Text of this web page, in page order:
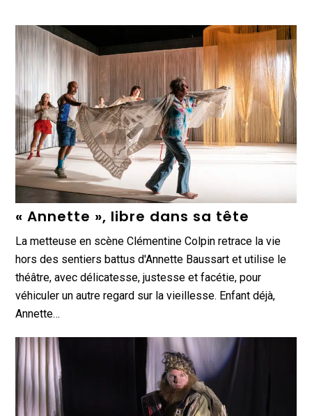
« Annette », libre dans sa tête
La metteuse en scène Clémentine Colpin retrace la vie
hors des sentiers battus d'Annette Baussart et utilise le
théâtre, avec délicatesse, justesse et facétie, pour
véhiculer un autre regard sur la vieillesse. Enfant déjà,
Annette…